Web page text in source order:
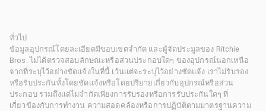
ทั่วไป
ข้อมูลอุปกรณ์โดยละเอียดมีขอบเขตจำกัด และผู้จัดประมูลของ Ritchie
Bros. ไม่ได้ตรวจสอบลักษณะหรือส่วนประกอบใดๆ ของอุปกรณ์นอกเหนือ
จากที่ระบุไว้อย่างชัดแจ้งในที่นี้ เว้นแต่จะระบุไว้อย่างชัดแจ้ง เราไม่รับรอง
หรือรับประกันทั้งโดยชัดแจ้งหรือโดยปริยายเกี่ยวกับอุปกรณ์หรือส่วน
ประกอบ รวมถึงแต่ไม่จำกัดเพียงการรับรองหรือการรับประกันใดๆ ที่
เกี่ยวข้องกับการทำงาน ความสอดคล้องหรือการปฏิบัติตามมาตรฐานความ